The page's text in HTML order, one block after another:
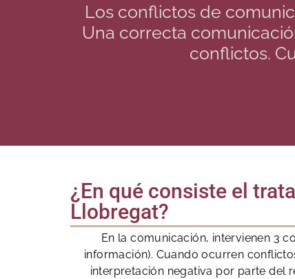
Los conflictos de
Una correcta
conflictos.
¿En qué consiste el
Llobregat?
En la comunicación, intervienen 3
información). Cuando ocurren
interpretación negativa por parte del